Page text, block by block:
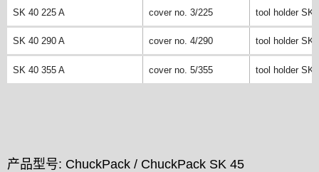
SK 40 225 A cover no. 3/225 tool holder SK
SK 40 290 A cover no. 4/290 tool holder SK
SK 40 355 A cover no. 5/355 tool holder SK
产品型号: ChuckPack / ChuckPack SK 45